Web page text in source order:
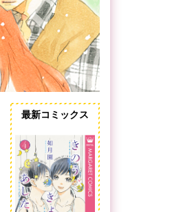
最新コミックス